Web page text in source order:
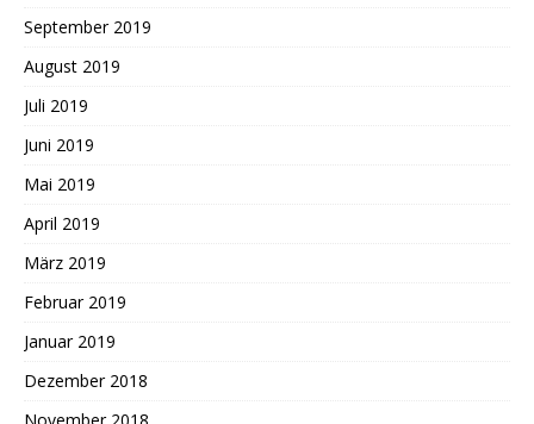
September 2019
August 2019
Juli 2019
Juni 2019
Mai 2019
April 2019
März 2019
Februar 2019
Januar 2019
Dezember 2018